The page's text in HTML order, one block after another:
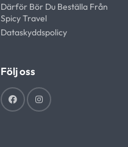
Därför Bör Du Beställa Från
Spicy Travel
Dataskyddspolicy
Följ oss